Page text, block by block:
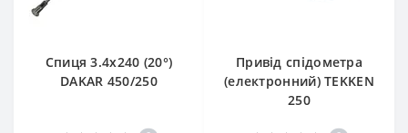
Спиця 3.4х240 (20°)
DAKAR 450/250
Привід спідометра
(електронний) TEKKEN
250